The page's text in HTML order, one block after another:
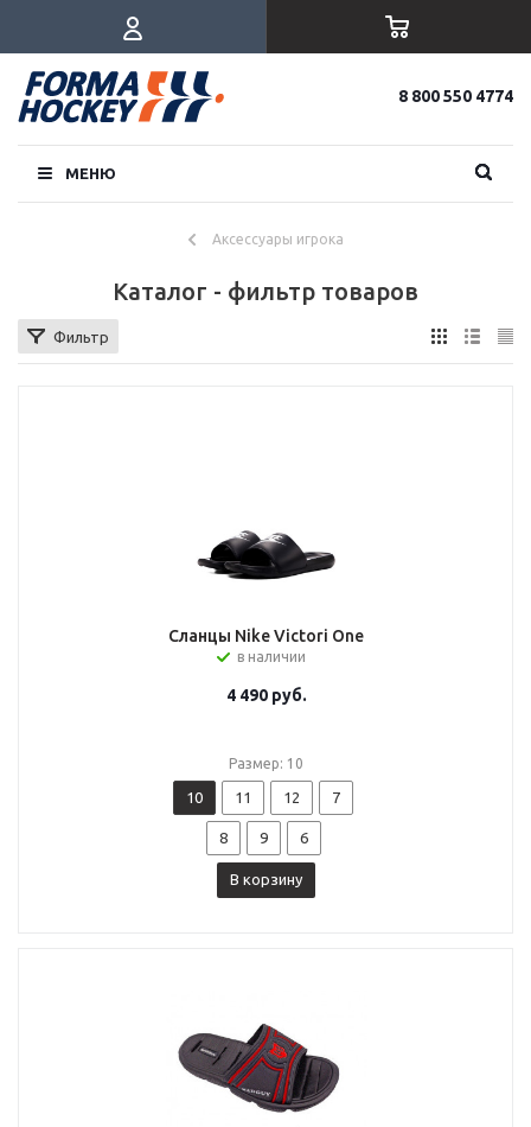
8 800 550 4774
МЕНЮ
Аксессуары игрока
Каталог - фильтр товаров
Фильтр
Сланцы Nike Victori One
в наличии
4 490руб.
Размер: 10
10 11 12 7
8 9 6
В корзину